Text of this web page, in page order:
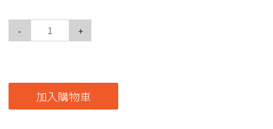
- +
加入購物車